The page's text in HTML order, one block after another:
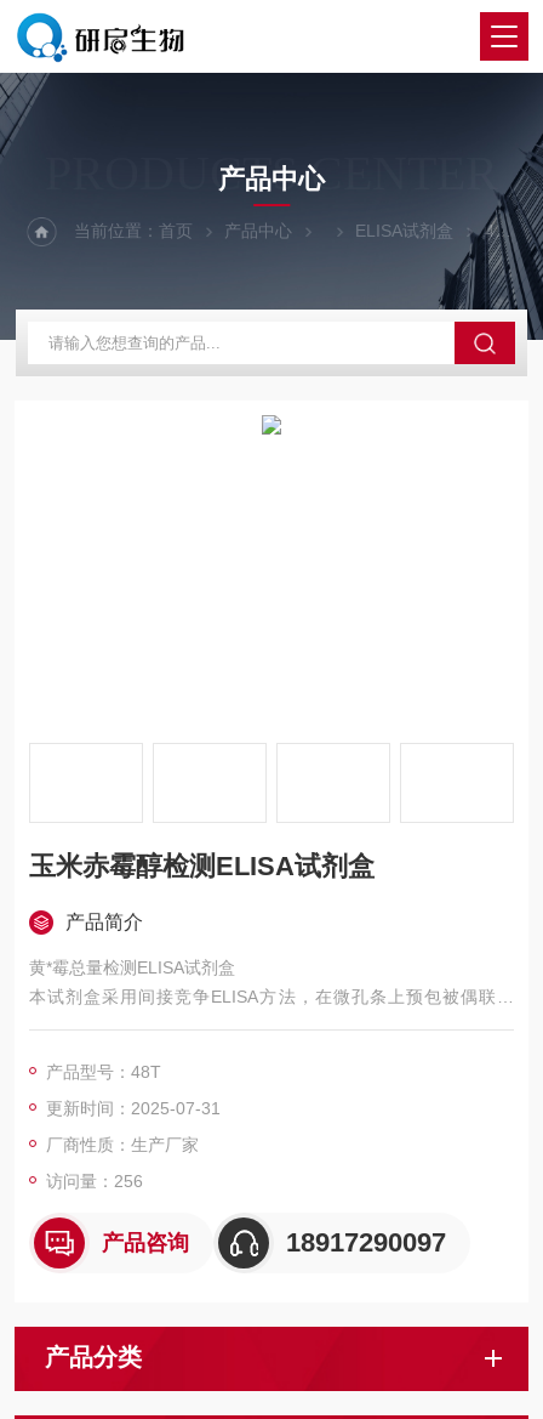
PRODUCTS CENTER
产品中心
当前位置：首页 产品中心 ELISA试剂盒 48T玉米赤霉醇检测ELISA试剂盒
玉米赤霉醇检测ELISA试剂盒
产品简介
黄*霉总量检测ELISA试剂盒
本试剂盒采用间接竞争ELISA方法，在微孔条上预包被偶联抗
原，样本中的残留物将和微孔条上预包被的偶联抗原竞争抗体，
类药物的含量成负相关，与标准曲线比较可得出相应残留物类药
物的含量。结果判定有两种方法，粗略判定可用第1种方法，定量
判定用第2种方法。产品只用于科研
产品型号：48T
更新时间：2025-07-31
厂商性质：生产厂家
访问量：256
产品咨询 18917290097
产品分类